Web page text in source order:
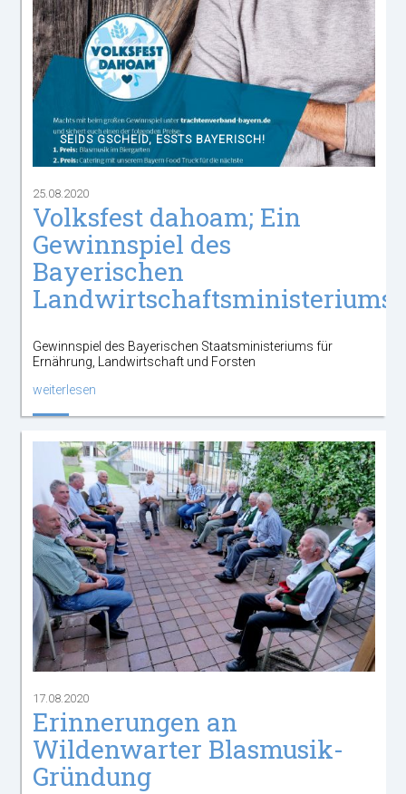
SEIDS GSCHEID, ESSTS BAYERISCH!
25.08.2020
Volksfest dahoam; Ein
Gewinnspiel des
Bayerischen
Landwirtschaftsministeriums
Gewinnspiel des Bayerischen Staatsministeriums für
Ernährung, Landwirtschaft und Forsten
weiterlesen
17.08.2020
Erinnerungen an
Wildenwarter Blasmusik-
Gründung